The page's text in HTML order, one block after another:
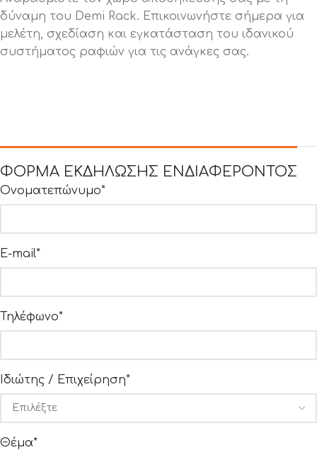
δύναμη του Demi Rack. Επικοινωνήστε σήμερα για
μελέτη, σχεδίαση και εγκατάσταση του ιδανικού
συστήματος ραφιών για τις ανάγκες σας.
ΦΟΡΜΑ ΕΚΔΗΛΩΣΗΣ ΕΝΔΙΑΦΕΡΟΝΤΟΣ
Ονοματεπώνυμο*
E-mail*
Τηλέφωνο*
Ιδιώτης / Επιχείρηση*
Θέμα*